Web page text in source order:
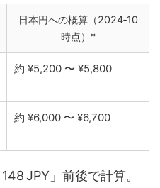
日本円への概算（2024‑10
時点）*
約 ¥5,200 〜 ¥5,800
約 ¥6,000 〜 ¥6,700
JPY」前後で計算。